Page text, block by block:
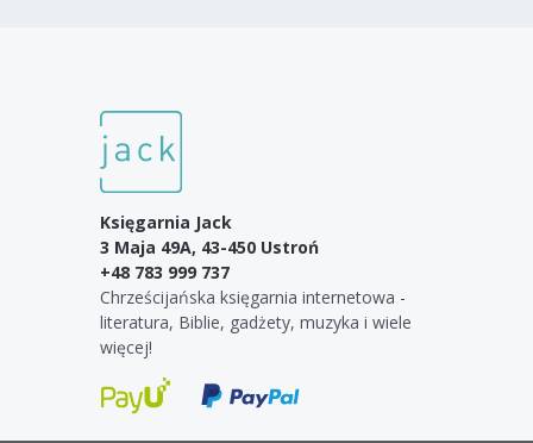
Księgarnia Jack
3 Maja 49A, 43-450 Ustroń
+48 783 999 737
Chrześcijańska księgarnia internetowa -
literatura, Biblie, gadżety, muzyka i wiele
więcej!